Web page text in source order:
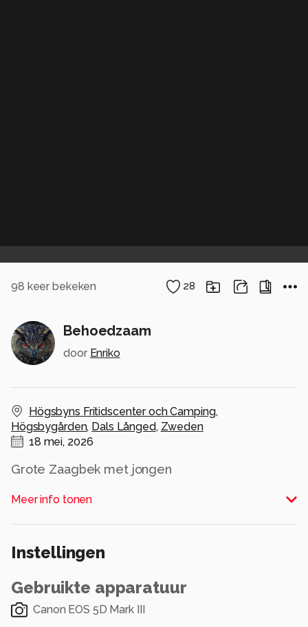
98 keer bekeken 28
Behoedzaam
door Enriko
Högsbyns Fritidscenter och Camping,
Högsbygården, Dals Långed, Zweden
18 mei, 2026
Grote Zaagbek met jongen
Alle rechten voorbehouden
Meer info tonen
Instellingen
Gebruikte apparatuur
Canon EOS 5D Mark III